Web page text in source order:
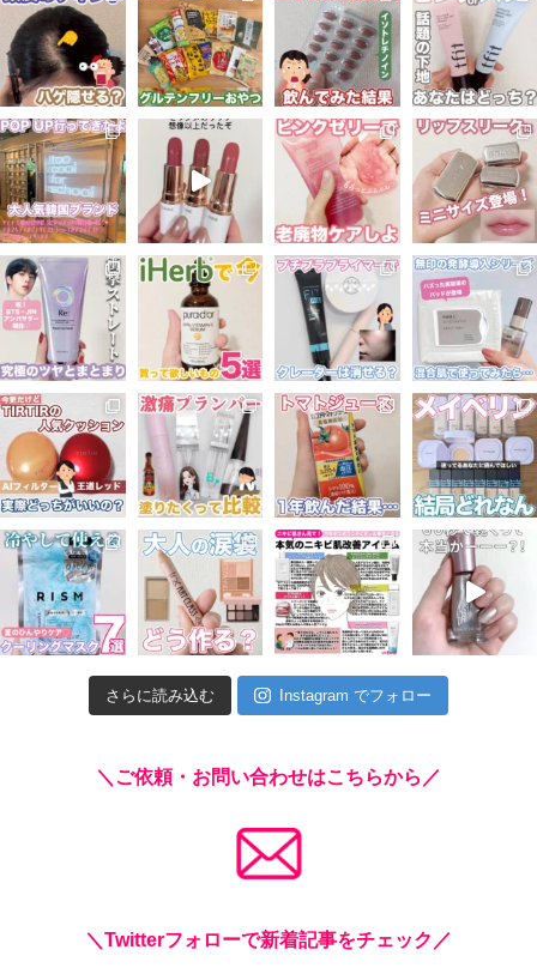
さらに読み込む Instagram でフォロー
＼ご依頼・お問い合わせはこちらから／
＼Twitterフォローで新着記事をチェック／